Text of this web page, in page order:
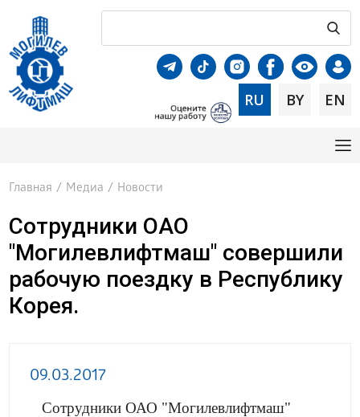
RU BY EN
Главная / Медиа / Новости
Сотрудники ОАО
"Могилевлифтмаш" совершили
рабочую поездку в Республику
Корея.
09.03.2017
Сотрудники ОАО "Могилевлифтмаш"